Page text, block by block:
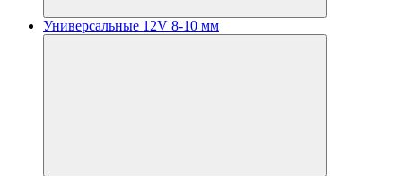
Универсальные 12V 8-10 мм